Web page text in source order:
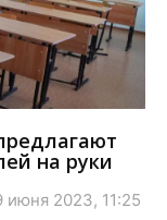
на руки
июня 2023, 11:25